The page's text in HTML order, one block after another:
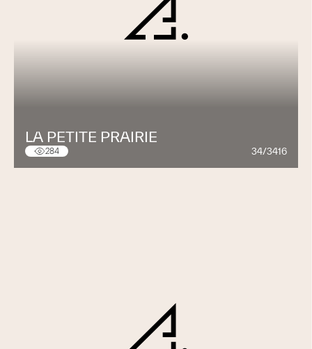
LA PETITE PRAIRIE
284 34/3416